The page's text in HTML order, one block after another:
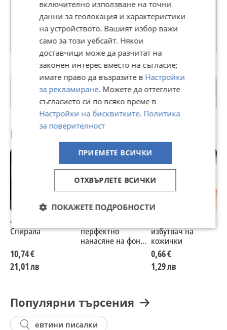
28727 Обяви
Драгалевци
гр. София
Препоръчани за теб
4D Водоустойчива
Спирала
10,74 €
21,01 лв
перфектно
нанасяне на фон
избутвач на
кожички
0,66 €
1,29 лв
Популярни търсения
евтини писалки
включително използване на точни
данни за геолокация и характеристики
на устройството. Вашият избор важи
само за този уебсайт. Някои
доставчици може да разчитат на
законен интерес вместо на съгласие;
имате право да възразите в Настройки
за рекламиране. Можете да оттеглите
съгласието си по всяко време в
Настройки на бисквитките. Политика
за поверителност
ПРИЕМЕТЕ ВСИЧКИ
ОТХВЪРЛЕТЕ ВСИЧКИ
ПОКАЖЕТЕ ПОДРОБНОСТИ